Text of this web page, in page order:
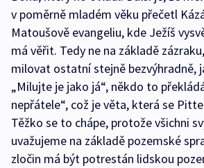
v poměrně mladém věku přečetl
Matoušově evangeliu, kde Ježíš
má věřit. Tedy ne na základě
milovat ostatní stejně bezvýhradně,
„Milujte je jako já“, někdo to
nepřátele“, což je věta, která se
Těžko se to chápe, protože všichni
uvažujeme na základě pozemské
zločin má být potrestán lidskou